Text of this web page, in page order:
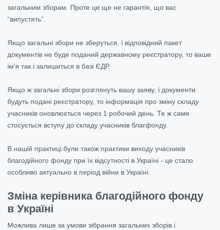
загальним зборам. Проте це ще не гарантія, що вас
“випустять”.
Якщо загальні збори не зберуться, і відповідний пакет
документів не буде поданий державному реєстратору, то ваше
ім’я так і залишиться в базі ЄДР.
Якщо ж загальні збори розглянуть вашу заяву, і документи
будуть подані реєстратору, то інформація про зміну складу
учасників оновлюється через 1 робочий день. Те ж саме
стосується вступу до складу учасників благфонду.
В нашій практиці були також практики виходу учасників
благодійного фонду при їх відсутності в Україні - це стало
особливо актуально в період війни в Україні.
Зміна керівника благодійного фонду
в Україні
Можлива лише за умови зібрання загальних зборів і